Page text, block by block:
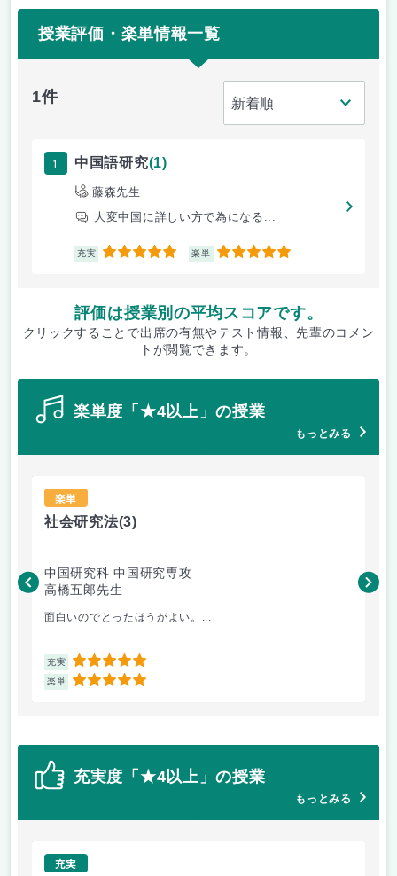
授業評価・楽単情報一覧
1件
1 中国語研究(1)
藤森先生
大変中国に詳しい方で為になる...
充実 5 楽単 5
評価は授業別の平均スコアです。
クリックすることで出席の有無やテスト情報、先輩のコメン
トが閲覧できます。
楽単度「★4以上」の授業
もっとみる
楽単
社会研究法(3)
中国研究科 中国研究専攻
高橋五郎先生
面白いのでとったほうがよい。...
充実 5
楽単 5
木
充実度「★4以上」の授業
もっとみる
充実